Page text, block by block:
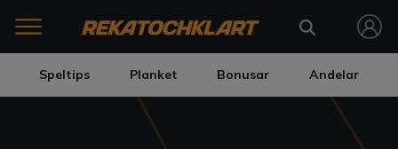
Speltips Planket Bonusar Andelar